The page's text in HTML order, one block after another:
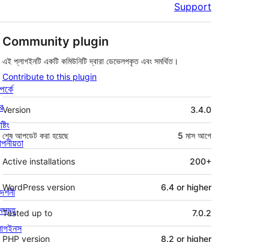
Support
Community plugin
এই প্লাগইনটি একটি কমিউনিটি দ্বারা ডেভেলপকৃত এবং সমর্থিত।
Contribute to this plugin
মেটা
Version 3.4.0
শেষ আপডেট করা হয়েছে 5 মাস আগে
Active installations 200+
WordPress version 6.4 or higher
Tested up to 7.0.2
PHP version 8.2 or higher